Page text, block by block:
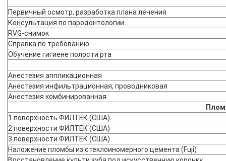
Первичный осмотр, разработка плана лечения
Консультация по пародонтологии
RVG-снимок
Справка по требованию
Обучение гигиене полости рта
Анестезия аппликационная
Анестезия инфильтрационная, проводниковая
Анестезия комбинированная
1 поверхность ФИЛТЕК (США)
2 поверхности ФИЛТЕК (США)
3 поверхности ФИЛТЕК (США)
Наложение пломбы из стеклоиномерного цемента (Fuji)